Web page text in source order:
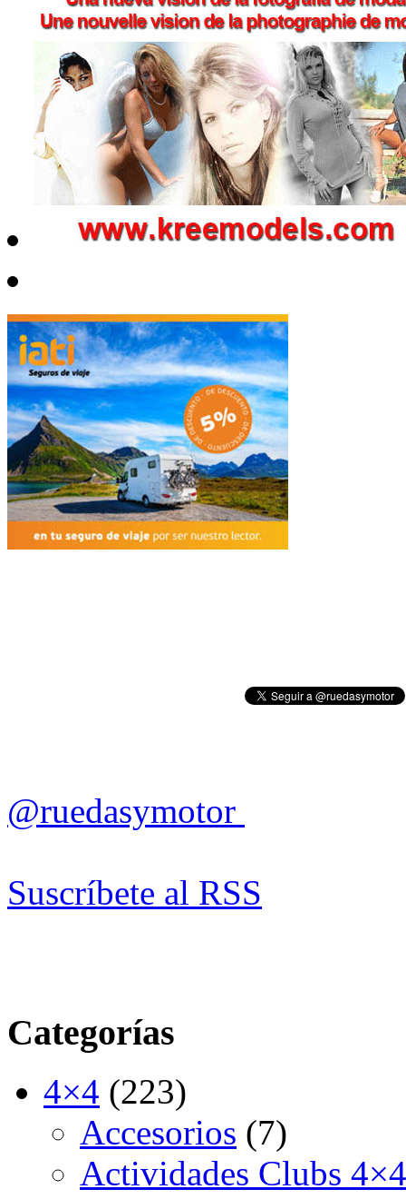
@ruedasymotor
Suscríbete al RSS
Categorías
4×4 (223)
Accesorios (7)
Actividades Clubs 4×4